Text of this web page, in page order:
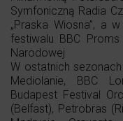
Symfoniczną Radia
„Praska Wiosna”, a
festiwalu BBC
Narodowej
W ostatnich
Mediolanie, BBC
Budapest Festival
(Belfast), Petrobras